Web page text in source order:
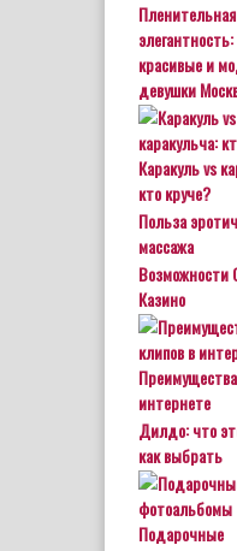
Пленительная
красивые и
девушки
Каракуль vs
кто круче?
Польза
массажа
Возможности
Казино
интернете
Дилдо: что
как выбрать
Подарочные